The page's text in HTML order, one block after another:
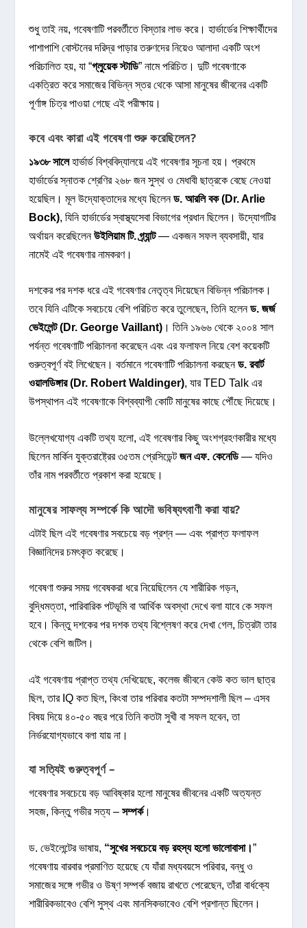
শুধু তাই নয়, গবেষণাটি পরবর্তীতে বিস্তার লাভ করে। হার্ভার্ডের শিক্ষার্থীদের
পাশাপাশি বোস্টনের দরিদ্র পাড়ার তরুণদের নিয়েও আলাদা একটি অংশ
পরিচালিত হয়, যা “গ্লুয়েক স্টাডি” নামে পরিচিত। দুটি গবেষণাকে
একত্রিত করে সমাজের বিভিন্ন স্তর থেকে আসা মানুষের জীবনের একটি
পূর্ণাঙ্গ চিত্র পাওয়া গেছে এই পরীক্ষায়।
কবে এবং কারা এই গবেষণা শুরু করেছিলেন?
১৯৩৮ সালেহার্ভার্ড বিশ্ববিদ্যালয়ে এই গবেষণার সূচনা হয়। প্রথমে
হার্ভার্ডের স্নাতক শ্রেণির ২৬৮ জন সুস্থ ও মেধাবী ছাত্রকে বেছে নেওয়া
হয়েছিল। মূল উদ্যোক্তাদের মধ্যে ছিলেনড. আরলি বক (Dr. Arlie
Bock), যিনি হার্ভার্ডের স্বাস্থ্যসেবা বিভাগের প্রধান ছিলেন। উদ্যোগটির
অর্থায়ন করেছিলেনউইলিয়াম টি. গ্র্যান্ট— একজন সফল ব্যবসায়ী, যার
নামেই এই গবেষণার নামকরণ।
দশকের পর দশক ধরে এই গবেষণার নেতৃত্ব দিয়েছেন বিভিন্ন পরিচালক।
তবে যিনি এটিকে সবচেয়ে বেশি পরিচিত করে তুলেছেন, তিনি হলেনড. জর্জ
ভেইলেন্ট (Dr. George Vaillant) । তিনি ১৯৬৬ থেকে ২০০৪ সাল
পর্যন্ত গবেষণাটি পরিচালনা করেছেন এবং এর ফলাফল নিয়ে বেশ কয়েকটি
গুরুত্বপূর্ণ বই লিখেছেন। বর্তমানে গবেষণাটি পরিচালনা করছেনড. রবার্ট
ওয়ালডিঙ্গার (Dr. Robert Waldinger), যার TED Talk এর
উপস্থাপন এই গবেষণাকে বিশ্বব্যাপী কোটি মানুষের কাছে পৌঁছে দিয়েছে।
উল্লেখযোগ্য একটি তথ্য হলো, এই গবেষণার কিছু অংশগ্রহণকারীর মধ্যে
ছিলেন মার্কিন যুক্তরাষ্ট্রের ৩৫তম প্রেসিডেন্টজন এফ. কেনেডি— যদিও
তাঁর নাম পরবর্তীতে প্রকাশ করা হয়েছে।
মানুষের সাফল্য সম্পর্কে কি আদৌ ভবিষ্যৎবাণী করা যায়?
এটাই ছিল এই গবেষণার সবচেয়ে বড় প্রশ্ন — এবং প্রাপ্ত ফলাফল
বিজ্ঞানিদের চমৎকৃত করেছে।
গবেষণা শুরুর সময় গবেষকরা ধরে নিয়েছিলেন যে শারীরিক গড়ন,
বুদ্ধিমত্তা, পারিবারিক পটভূমি বা আর্থিক অবস্থা দেখে বলা যাবে কে সফল
হবে। কিন্তু দশকের পর দশক তথ্য বিশ্লেষণ করে দেখা গেল, চিত্রটা তার
থেকে বেশি জটিল।
এই গবেষণায় প্রাপ্ত তথ্য দেখিয়েছে, কলেজ জীবনে কেউ কত ভাল ছাত্র
ছিল, তার IQ কত ছিল, কিংবা তার পরিবার কতটা সম্পদশালী ছিল – এসব
বিষয় দিয়ে ৪০-৫০ বছর পরে তিনি কতটা সুখী বা সফল হবেন, তা
নির্ভরযোগ্যভাবে বলা যায় না।
যা সত্যিই গুরুত্বপূর্ণ –
গবেষণার সবচেয়ে বড় আবিষ্কার হলো মানুষের জীবনের একটি অত্যন্ত
সহজ, কিন্তু গভীর সত্য –সম্পর্ক।
ড. ভেইলেন্টের ভাষায়, “সুখের সবচেয়ে বড় রহস্য হলো ভালোবাসা।”
গবেষণায় বারবার প্রমাণিত হয়েছে যে যাঁরা মধ্যবয়সে পরিবার, বন্ধু ও
সমাজের সঙ্গে গভীর ও উষ্ণ সম্পর্ক বজায় রাখতে পেরেছেন, তাঁরা বার্ধক্যে
শারীরিকভাবেও বেশি সুস্থ এবং মানসিকভাবেও বেশি প্রশান্ত ছিলেন।